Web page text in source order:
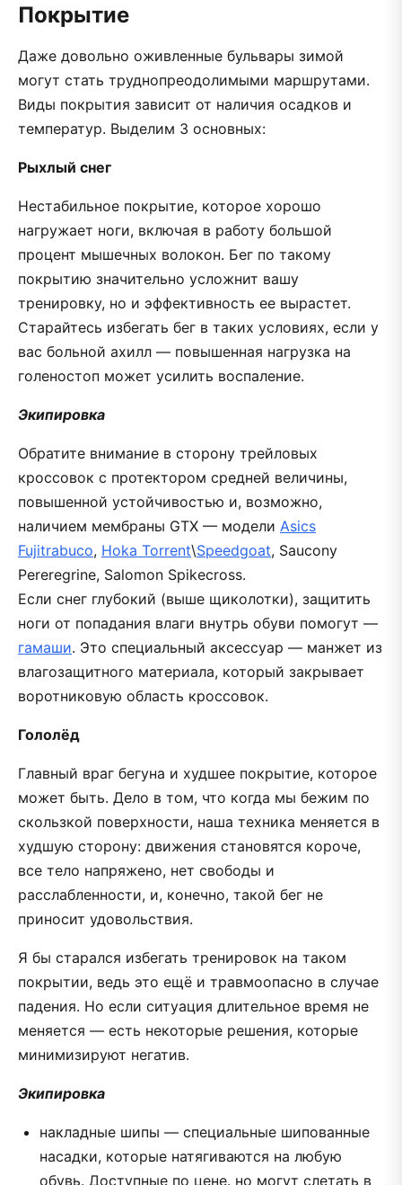
Покрытие
Даже довольно оживленные бульвары зимой
могут стать труднопреодолимыми маршрутами.
Виды покрытия зависит от наличия осадков и
температур. Выделим 3 основных:
Рыхлый снег
Нестабильное покрытие, которое хорошо
нагружает ноги, включая в работу большой
процент мышечных волокон. Бег по такому
покрытию значительно усложнит вашу
тренировку, но и эффективность ее вырастет.
Старайтесь избегать бег в таких условиях, если у
вас больной ахилл — повышенная нагрузка на
голеностоп может усилить воспаление.
Экипировка
Обратите внимание в сторону трейловых
кроссовок с протектором средней величины,
повышенной устойчивостью и, возможно,
наличием мембраны GTX — модели Asics
Fujitrabuco, Hoka Torrent\Speedgoat, Saucony
Pereregrine, Salomon Spikecross.
Если снег глубокий (выше щиколотки), защитить
ноги от попадания влаги внутрь обуви помогут —
гамаши. Это специальный аксессуар — манжет из
влагозащитного материала, который закрывает
воротниковую область кроссовок.
Гололёд
Главный враг бегуна и худшее покрытие, которое
может быть. Дело в том, что когда мы бежим по
скользкой поверхности, наша техника меняется в
худшую сторону: движения становятся короче,
все тело напряжено, нет свободы и
расслабленности, и, конечно, такой бег не
приносит удовольствия.
Я бы старался избегать тренировок на таком
покрытии, ведь это ещё и травмоопасно в случае
падения. Но если ситуация длительное время не
меняется — есть некоторые решения, которые
минимизируют негатив.
Экипировка
накладные шипы — специальные шипованные
насадки, которые натягиваются на любую
обувь. Доступные по цене. но могут слетать в